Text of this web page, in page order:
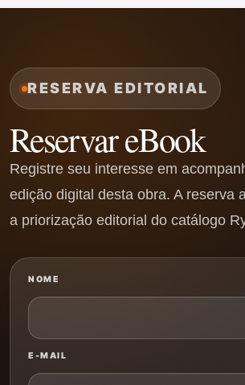
RESERVA EDITORIAL
Reservar eBook
Registre seu interesse em
edição digital desta obra. A reserva
a priorização editorial do catálogo
NOME
E-MAIL